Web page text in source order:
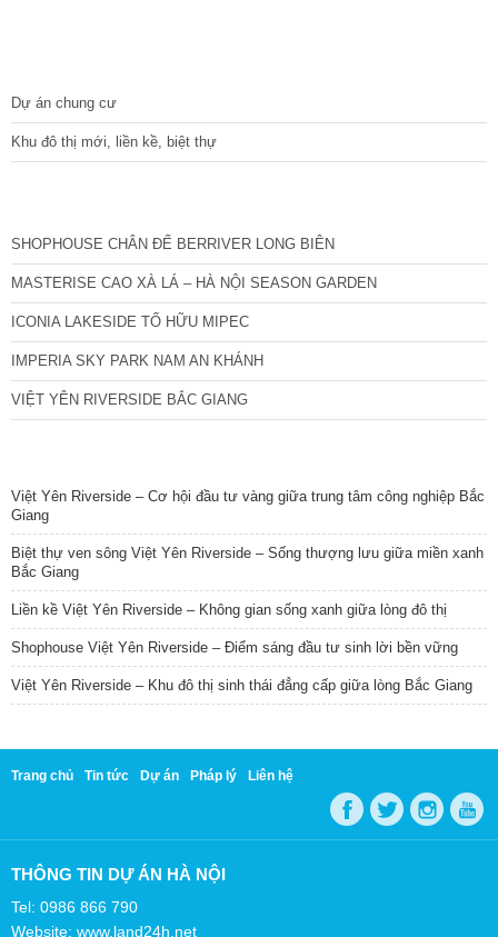
Dự án chung cư
Khu đô thị mới, liền kề, biệt thự
SHOPHOUSE CHÂN ĐẾ BERRIVER LONG BIÊN
MASTERISE CAO XÀ LÁ – HÀ NỘI SEASON GARDEN
ICONIA LAKESIDE TỐ HỮU MIPEC
IMPERIA SKY PARK NAM AN KHÁNH
VIỆT YÊN RIVERSIDE BẮC GIANG
Việt Yên Riverside – Cơ hội đầu tư vàng giữa trung tâm công nghiệp Bắc
Giang
Biệt thự ven sông Việt Yên Riverside – Sống thượng lưu giữa miền xanh
Bắc Giang
Liền kề Việt Yên Riverside – Không gian sống xanh giữa lòng đô thị
Shophouse Việt Yên Riverside – Điểm sáng đầu tư sinh lời bền vững
Việt Yên Riverside – Khu đô thị sinh thái đẳng cấp giữa lòng Bắc Giang
Trang chủ Tin tức Dự án Pháp lý Liên hệ
THÔNG TIN DỰ ÁN HÀ NỘI
Tel: 0986 866 790
Website: www.land24h.net